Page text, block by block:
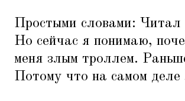
Простыми словами:
Но сейчас я понимаю,
меня злым троллем.
Потому что на самом